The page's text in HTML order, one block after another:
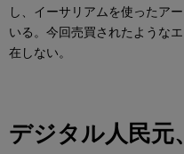
し、イーサリアムを使ったア
いる。今回売買されたような
在しない。
デジタル人民元